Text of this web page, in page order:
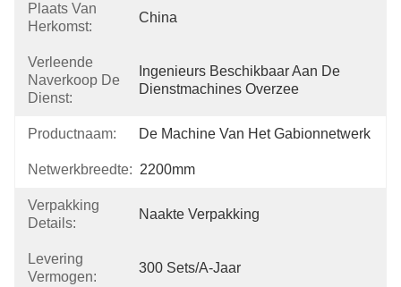
Plaats Van
Herkomst:
China
Verleende
Naverkoop De
Dienst:
Ingenieurs Beschikbaar Aan De
Dienstmachines Overzee
Productnaam: De Machine Van Het Gabionnetwerk
Netwerkbreedte: 2200mm
Verpakking
Details:
Naakte Verpakking
Levering
Vermogen:
300 Sets/a-Jaar